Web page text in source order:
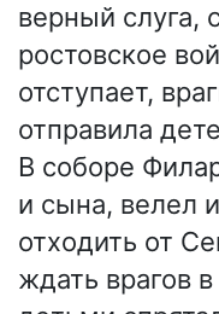
верный слуга,
ростовское
отступает,
отправила
В соборе
и сына, велел
отходить от
ждать врагов